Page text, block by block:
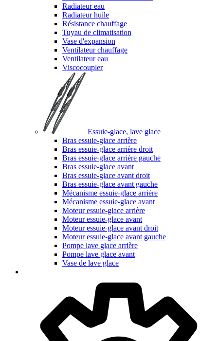
Radiateur eau
Radiateur huile
Résistance chauffage
Tuyau de climatisation
Vase d'expansion
Ventilateur chauffage
Ventilateur eau
Viscocoupler
Essuie-glace, lave glace
Bras essuie-glace arrière
Bras essuie-glace arrière droit
Bras essuie-glace arrière gauche
Bras essuie-glace avant
Bras essuie-glace avant droit
Bras essuie-glace avant gauche
Mécanisme essuie-glace arrière
Mécanisme essuie-glace avant
Moteur essuie-glace arrière
Moteur essuie-glace avant
Moteur essuie-glace avant droit
Moteur essuie-glace avant gauche
Pompe lave glace arrière
Pompe lave glace avant
Vase de lave glace